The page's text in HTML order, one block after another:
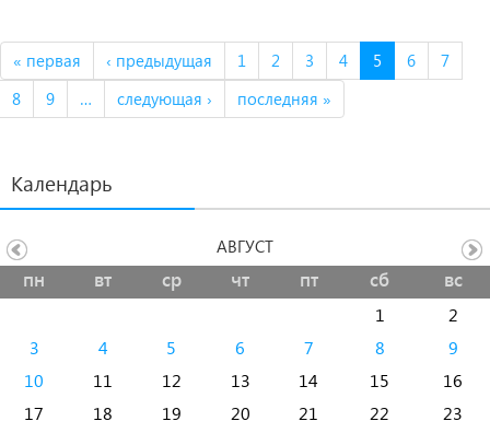
« первая ‹ предыдущая 1 2 3 4 5 6
7
8
9 … следующая › последняя »
Календарь
пн вт ср чт пт сб вс
1
2
3
4 5 6 7 8
9
10
11 12 13 14 15
16
17
18 19 20 21 22
23
АВГУСТ